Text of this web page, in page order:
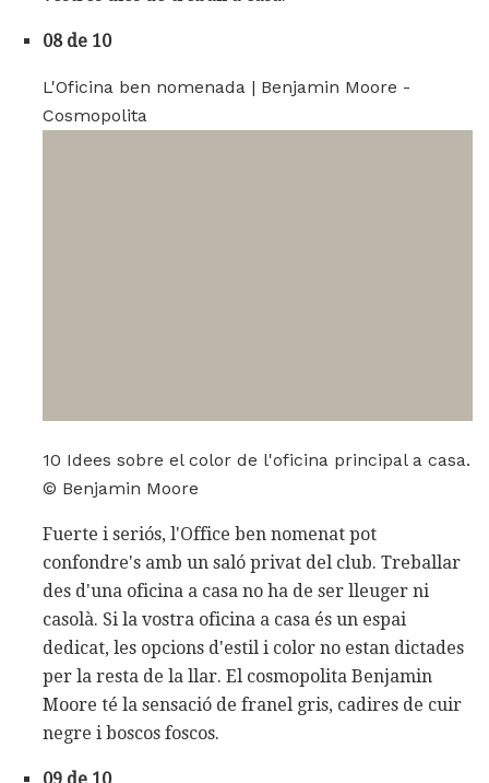
08 de 10
L'Oficina ben nomenada | Benjamin Moore -
Cosmopolita
10 Idees sobre el color de l'oficina principal a casa.
© Benjamin Moore
Fuerte i seriós, l'Office ben nomenat pot
confondre's amb un saló privat del club. Treballar
des d'una oficina a casa no ha de ser lleuger ni
casolà. Si la vostra oficina a casa és un espai
dedicat, les opcions d'estil i color no estan dictades
per la resta de la llar. El cosmopolita Benjamin
Moore té la sensació de franel gris, cadires de cuir
negre i boscos foscos.